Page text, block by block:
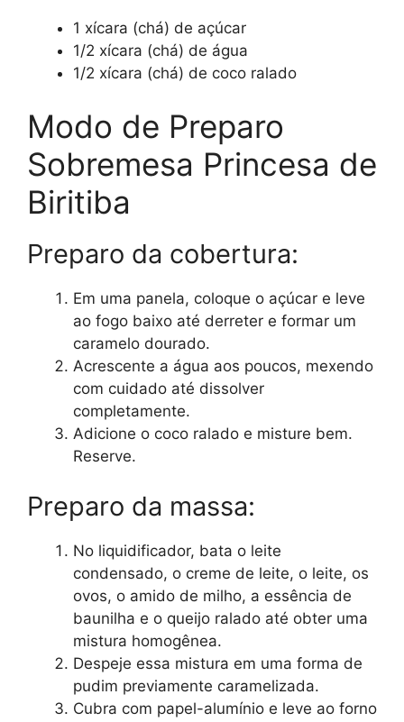
1 xícara (chá) de açúcar
1/2 xícara (chá) de água
1/2 xícara (chá) de coco ralado
Modo de Preparo
Sobremesa Princesa de
Biritiba
Preparo da cobertura:
Em uma panela, coloque o açúcar e leve
ao fogo baixo até derreter e formar um
caramelo dourado.
Acrescente a água aos poucos, mexendo
com cuidado até dissolver
completamente.
Adicione o coco ralado e misture bem.
Reserve.
Preparo da massa:
No liquidificador, bata o leite
condensado, o creme de leite, o leite, os
ovos, o amido de milho, a essência de
baunilha e o queijo ralado até obter uma
mistura homogênea.
Despeje essa mistura em uma forma de
pudim previamente caramelizada.
Cubra com papel-alumínio e leve ao forno